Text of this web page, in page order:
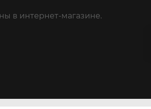
в интернет-магазине.